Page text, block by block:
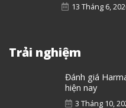
13 Tháng 6,
Trải nghiệm
Đánh giá
hiện nay
3 Tháng 10,